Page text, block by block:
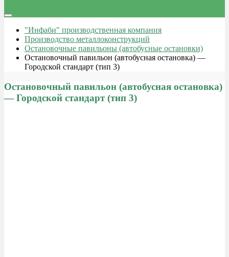
"Инфаби" производственная компания
Производство металлоконструкций
Остановочные павильоны (автобусные остановки)
Остановочный павильон (автобусная остановка) —
Городской стандарт (тип 3)
Остановочный павильон (автобусная остановка)
— Городской стандарт (тип 3)